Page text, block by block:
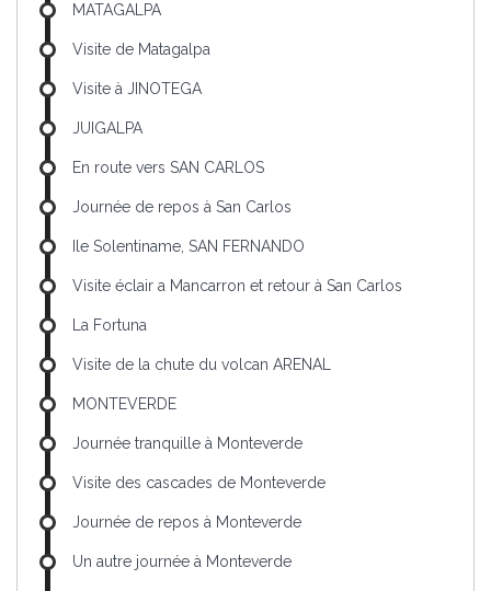
MATAGALPA
Visite de Matagalpa
Visite à JINOTEGA
JUIGALPA
En route vers SAN CARLOS
Journée de repos à San Carlos
Ile Solentiname, SAN FERNANDO
Visite éclair a Mancarron et retour à San Carlos
La Fortuna
Visite de la chute du volcan ARENAL
MONTEVERDE
Journée tranquille à Monteverde
Visite des cascades de Monteverde
Journée de repos à Monteverde
Un autre journée à Monteverde